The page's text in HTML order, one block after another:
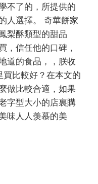
不了的，所提供的
人選擇。 奇華餅家
梨酥類型的甜品
，信任他的口碑，
道的食品，，朕收
比較好？在本文的
做比較合適，如果
字型大小的店裏購
味人人羡慕的美